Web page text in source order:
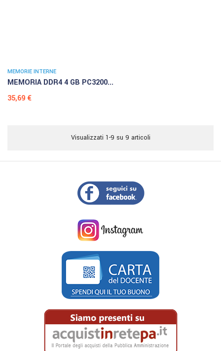
MEMORIE INTERNE
MEMORIA DDR4 4 GB PC3200...
Prezzo
35,69 €
Visualizzati 1-9 su 9 articoli